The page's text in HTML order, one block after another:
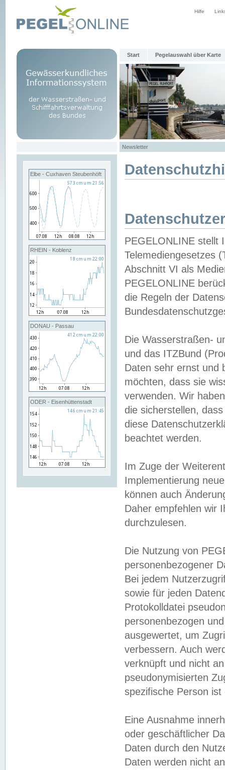
Hilfe
Start Pegelauswahl über Karte
Newsletter
Elbe - Cuxhaven Steubenhöft
RHEIN - Koblenz
DONAU - Passau
ODER - Eisenhüttenstadt
PEGELONLINE stellt
Telemediengesetzes
Abschnitt VI als
PEGELONLINE
die Regeln der
Die Wasserstraßen-
und das ITZBund
Daten sehr ernst und
möchten, dass sie
verwenden. Wir
die sicherstellen,
diese
beachtet werden.
Im Zuge der
Implementierung
können auch
Daher empfehlen wir
durchzulesen.
Die Nutzung von
personenbezogener
Bei jedem
sowie für jeden
Protokolldatei
personenbezogen
ausgewertet, um
verbessern. Auch
verknüpft und nicht
pseudonymisierten
spezifische Person
Eine Ausnahme
oder geschäftlicher
Daten durch den
Daten werden nicht